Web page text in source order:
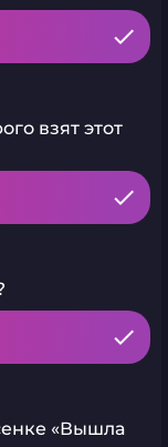
взят этот
«Вышла